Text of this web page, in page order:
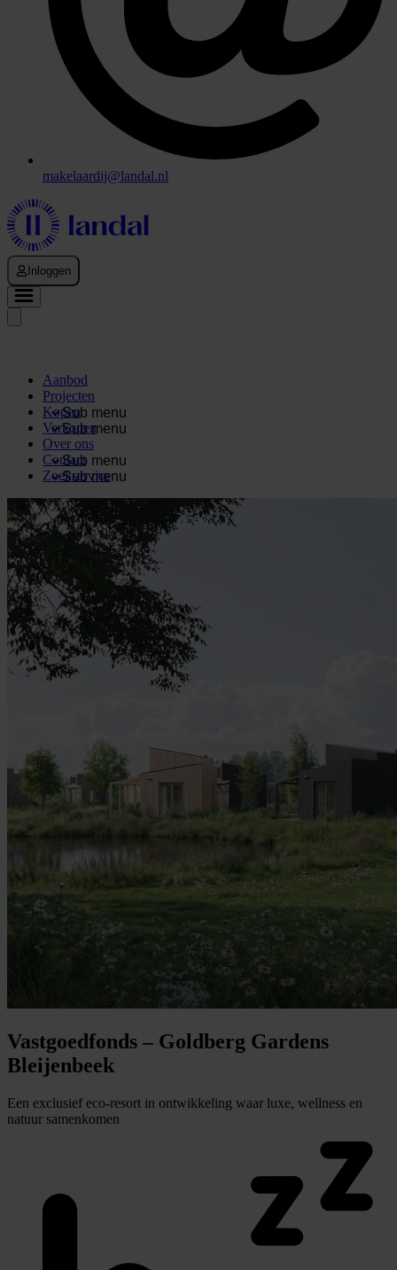
makelaardij@landal.nl
Inloggen
Aanbod
Projecten
Sub menu
Kopen
Sub menu
Verkopen
Over ons
Sub menu
Contact
Sub menu
Zoekservice
Vastgoedfonds – Goldberg Gardens
Bleijenbeek
Een exclusief eco-resort in ontwikkeling waar luxe, wellness en
natuur samenkomen